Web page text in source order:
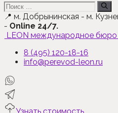
Поиск:
📍 м. Добрынинская - м.
- Online 24/7.
LEON международное бюро
8 (495) 120-18-16
info@perevod-leon.ru